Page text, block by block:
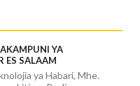
YA
ES SALAAM
ya Habari, Mhe.